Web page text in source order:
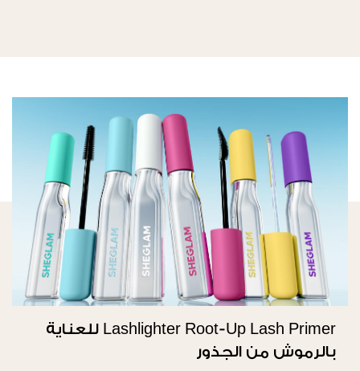
Lashlighter Root-Up Lash Primer للعناية
بالرموش من الجذور